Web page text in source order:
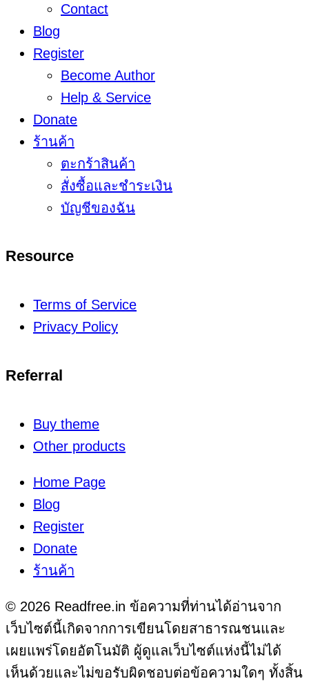
Contact
Blog
Register
Become Author
Help & Service
Donate
ร้านค้า
ตะกร้าสินค้า
สั่งซื้อและชำระเงิน
บัญชีของฉัน
Resource
Terms of Service
Privacy Policy
Referral
Buy theme
Other products
Home Page
Blog
Register
Donate
ร้านค้า
© 2026 Readfree.in ข้อความที่ท่านได้อ่านจาก
เว็บไซต์นี้เกิดจากการเขียนโดยสาธารณชนและ
เผยแพร่โดยอัตโนมัติ ผู้ดูแลเว็บไซต์แห่งนี้ไม่ได้
เห็นด้วยและไม่ขอรับผิดชอบต่อข้อความใดๆ ทั้งสิ้น